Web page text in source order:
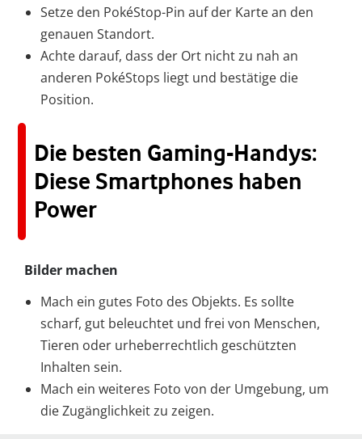
Setze den PokéStop-Pin auf der Karte an den
genauen Standort.
Achte darauf, dass der Ort nicht zu nah an
anderen PokéStops liegt und bestätige die
Position.
Die besten Gaming-Handys:
Diese Smartphones haben
Power
Bilder machen
Mach ein gutes Foto des Objekts. Es sollte
scharf, gut beleuchtet und frei von Menschen,
Tieren oder urheberrechtlich geschützten
Inhalten sein.
Mach ein weiteres Foto von der Umgebung, um
die Zugänglichkeit zu zeigen.